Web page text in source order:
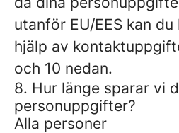
utanför EU/EES kan
hjälp av
och 10 nedan.
8. Hur länge sparar vi
personuppgifter?
Alla personer